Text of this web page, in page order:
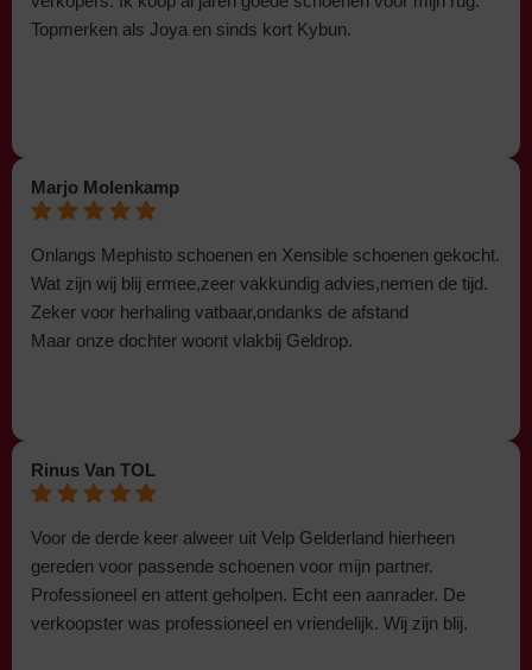
Topmerken als Joya en sinds kort Kybun.
Marjo Molenkamp
Onlangs Mephisto schoenen en Xensible schoenen gekocht.
Wat zijn wij blij ermee,zeer vakkundig advies,nemen de tijd.
Zeker voor herhaling vatbaar,ondanks de afstand
Maar onze dochter woont vlakbij Geldrop.
Rinus Van TOL
Voor de derde keer alweer uit Velp Gelderland hierheen
gereden voor passende schoenen voor mijn partner.
Professioneel en attent geholpen. Echt een aanrader. De
verkoopster was professioneel en vriendelijk. Wij zijn blij.